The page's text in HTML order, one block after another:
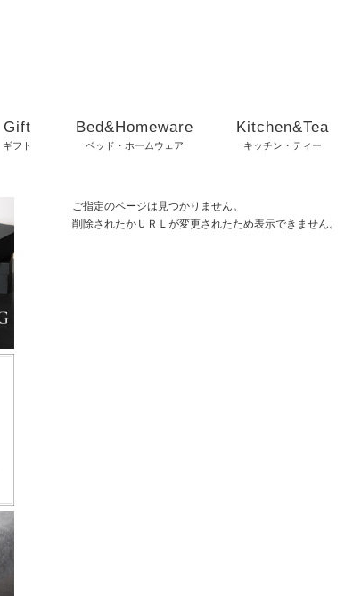
Gift
ギフト
Bed&Homeware
ベッド・ホームウェア
Kitchen&Tea
キッチン・ティー
ご指定のページは見つかりません。
削除されたかＵＲＬが変更されたため表示できません。